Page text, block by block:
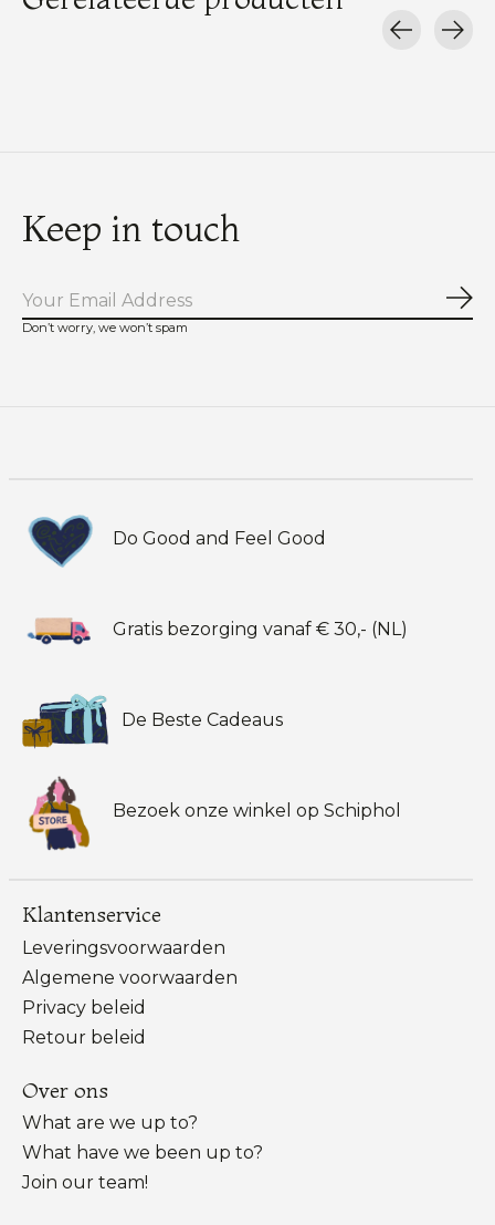
Keep in touch
Don’t worry, we won’t spam
Do Good and Feel Good
Gratis bezorging vanaf € 30,- (NL)
De Beste Cadeaus
Bezoek onze winkel op Schiphol
Klantenservice
Leveringsvoorwaarden
Algemene voorwaarden
Privacy beleid
Retour beleid
Over ons
What are we up to?
What have we been up to?
Join our team!